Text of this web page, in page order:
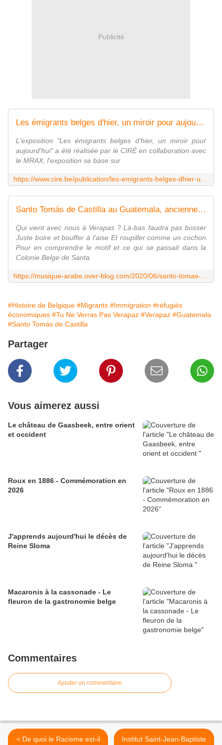
Publicité
Les émigrants belges d'hier, un miroir pour aujourd'hui (brochure et cahier pédagogique) - CIRÉ asbl
L'exposition "Les émigrants belges d'hier, un miroir pour
aujourd'hui" a été réalisée par le CIRÉ en collaboration avec
le MRAX, l'exposition se base sur
Santo Tomás de Castilla au Guatemala, ancienne colonie de peuplement belge afin de réduire la criminalité en Belgique - Last Night in Orient
Qui vient avec nous à Verapas ? Là-bas faudra pas bosser
Juste boire et bouffer à l'aise Et roupiller comme un cochon
Pour en comprendre le motif et ce qui se passait dans la
Colonie Belge de Santa
#Histoire de Belgique #Migrants #Immigration #réfugiés
économiques #Tu Ne Verras Pas Verapaz #Verapaz #Guatemala
#Santo Tomás de Castilla
Partager
Vous aimerez aussi
Le château de Gaasbeek, entre orient
et occident
Roux en 1886 - Commémoration en
2026
J'apprends aujourd'hui le décès de
Reine Sloma
Macaronis à la cassonade - Le
fleuron de la gastronomie belge
Commentaires
Ajouter un commentaire
< De quoi le Racisme est-il
Institut Saint-Jean-Baptiste